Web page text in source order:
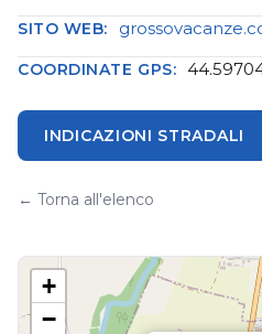
SITO WEB:
COORDINATE GPS:
INDICAZIONI STRADALI
← Torna all'elenco
+
−